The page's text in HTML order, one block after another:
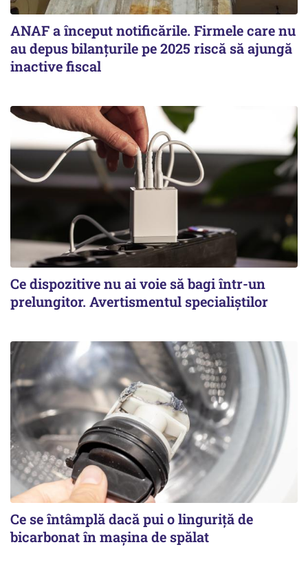
ANAF a început notificările. Firmele care nu
au depus bilanțurile pe 2025 riscă să ajungă
inactive fiscal
Ce dispozitive nu ai voie să bagi într-un
prelungitor. Avertismentul specialiștilor
Ce se întâmplă dacă pui o linguriță de
bicarbonat în mașina de spălat